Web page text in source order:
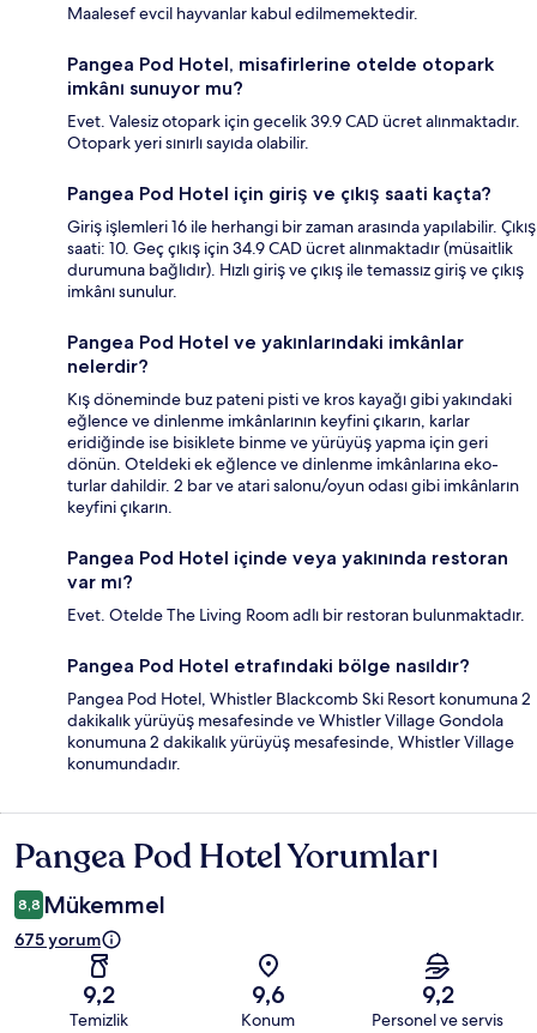
Maalesef evcil hayvanlar kabul edilmemektedir.
Pangea Pod Hotel, misafirlerine otelde otopark
imkânı sunuyor mu?
Evet. Valesiz otopark için gecelik 39.9 CAD ücret alınmaktadır.
Otopark yeri sınırlı sayıda olabilir.
Pangea Pod Hotel için giriş ve çıkış saati kaçta?
Giriş işlemleri 16 ile herhangi bir zaman arasında yapılabilir. Çıkış
saati: 10. Geç çıkış için 34.9 CAD ücret alınmaktadır (müsaitlik
durumuna bağlıdır). Hızlı giriş ve çıkış ile temassız giriş ve çıkış
imkânı sunulur.
Pangea Pod Hotel ve yakınlarındaki imkânlar
nelerdir?
Kış döneminde buz pateni pisti ve kros kayağı gibi yakındaki
eğlence ve dinlenme imkânlarının keyfini çıkarın, karlar
eridiğinde ise bisiklete binme ve yürüyüş yapma için geri
dönün. Oteldeki ek eğlence ve dinlenme imkânlarına eko-
turlar dahildir. 2 bar ve atari salonu/oyun odası gibi imkânların
keyfini çıkarın.
Pangea Pod Hotel içinde veya yakınında restoran
var mı?
Evet. Otelde The Living Room adlı bir restoran bulunmaktadır.
Pangea Pod Hotel etrafındaki bölge nasıldır?
Pangea Pod Hotel, Whistler Blackcomb Ski Resort konumuna 2
dakikalık yürüyüş mesafesinde ve Whistler Village Gondola
konumuna 2 dakikalık yürüyüş mesafesinde, Whistler Village
konumundadır.
Yorumlar
Pangea Pod Hotel Yorumları
8,8 Mükemmel
675 yorum
9,2
Temizlik
9,6
Konum
9,2
Personel ve servis